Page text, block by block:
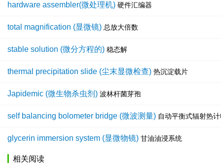
hardware assembler(微处理机) 硬件汇编器
total magnification (显微镜) 总放大倍数
stable solution (微分方程的) 稳态解
thermal precipitation slide (尘末显微检查) 热沉淀载片
Japidemic (微生物杀虫剂) 波林杆菌芽孢
self balancing bolometer bridge (微波测量) 自动平衡式辐射热
glycerin immersion system (显微物镜) 甘油油浸系统
相关阅读